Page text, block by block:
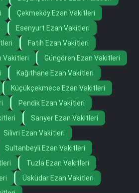
Çekmeköy Ezan Vakitleri
Esenyurt Ezan Vakitleri
Fatih Ezan Vakitleri
Vakitleri
Güngören Ezan Vakitleri
Kağıthane Ezan Vakitleri
Küçükçekmece Ezan Vakitleri
Pendik Ezan Vakitleri
Sarıyer Ezan Vakitleri
Silivri Ezan Vakitleri
Sultanbeyli Ezan Vakitleri
Tuzla Ezan Vakitleri
Üsküdar Ezan Vakitleri